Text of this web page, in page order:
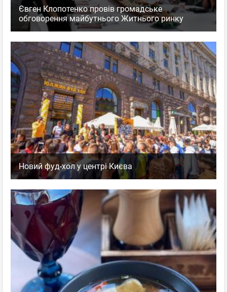
Киев, Крещатик - Бессарабка
Бессарабская площадь, 2
Спорта, Крещатик
Пн–Вс 08:30 - 21:00
отзывов: 0
Євген Клопотенко провів громадське
обговорення майбутнього Житнього ринку
Новий фуд-хол у центрі Києва